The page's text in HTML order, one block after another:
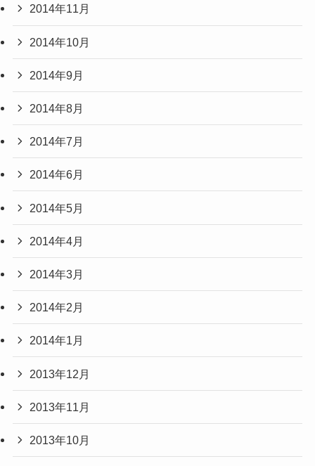
2014年11月
2014年10月
2014年9月
2014年8月
2014年7月
2014年6月
2014年5月
2014年4月
2014年3月
2014年2月
2014年1月
2013年12月
2013年11月
2013年10月